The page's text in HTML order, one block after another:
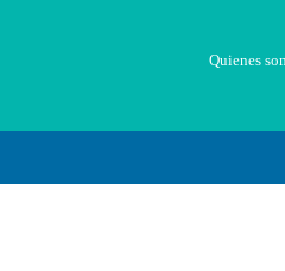
Quienes